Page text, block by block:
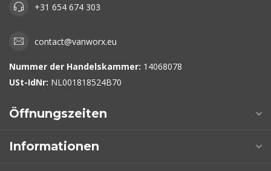
+31 654 674 303
contact@vanworx.eu
Nummer der Handelskammer: 14068078
USt-IdNr: NL001818524B70
Öffnungszeiten
Informationen